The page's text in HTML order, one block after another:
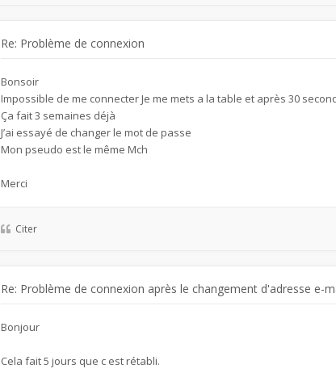
Re: Problème de connexion
Bonsoir
Impossible de me connecter Je me mets a la table et après 30
Ça fait 3 semaines déjà
J’ai essayé de changer le mot de passe
Mon pseudo est le même Mch
Merci
Citer
Re: Problème de connexion après le changement d'adresse e-
Bonjour
Cela fait 5 jours que c est rétabli.